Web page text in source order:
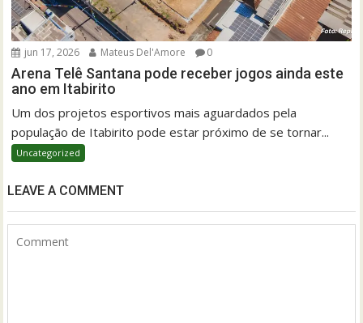
jun 17, 2026 Mateus Del'Amore 0
Arena Telê Santana pode receber jogos ainda este
ano em Itabirito
Um dos projetos esportivos mais aguardados pela
população de Itabirito pode estar próximo de se tornar...
Uncategorized
LEAVE A COMMENT